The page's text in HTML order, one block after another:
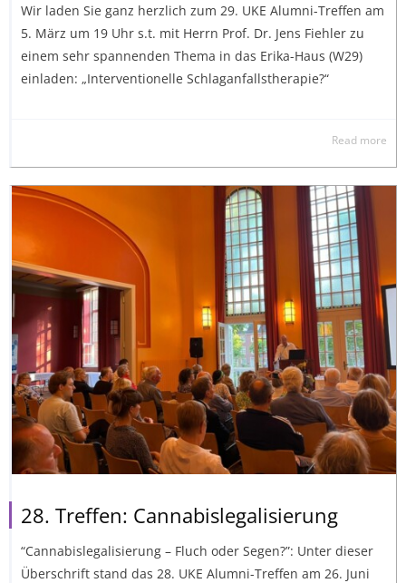
Wir laden Sie ganz herzlich zum 29. UKE Alumni-Treffen am
5. März um 19 Uhr s.t. mit Herrn Prof. Dr. Jens Fiehler zu
einem sehr spannenden Thema in das Erika-Haus (W29)
einladen: „Interventionelle Schlaganfallstherapie?“
Read more
28. Treffen: Cannabislegalisierung
“Cannabislegalisierung – Fluch oder Segen?”: Unter dieser
Überschrift stand das 28. UKE Alumni-Treffen am 26. Juni